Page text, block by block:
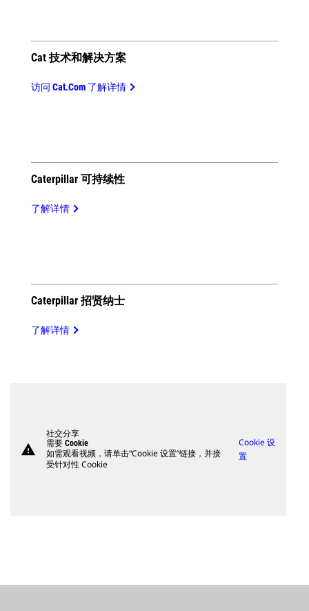
Cat 技术和解决方案
访问 Cat.com 了解详情
Caterpillar 可持续性
了解详情
Caterpillar 招贤纳士
了解详情
warning
社交分享
需要 Cookie
如需观看视频，请单击“Cookie 设置”链接，并接
受针对性 Cookie
Cookie 设
置